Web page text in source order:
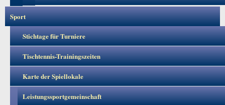
Sport
Stichtage für Turniere
Tischtennis-Trainingszeiten
Karte der Spiellokale
Leistungssportgemeinschaft